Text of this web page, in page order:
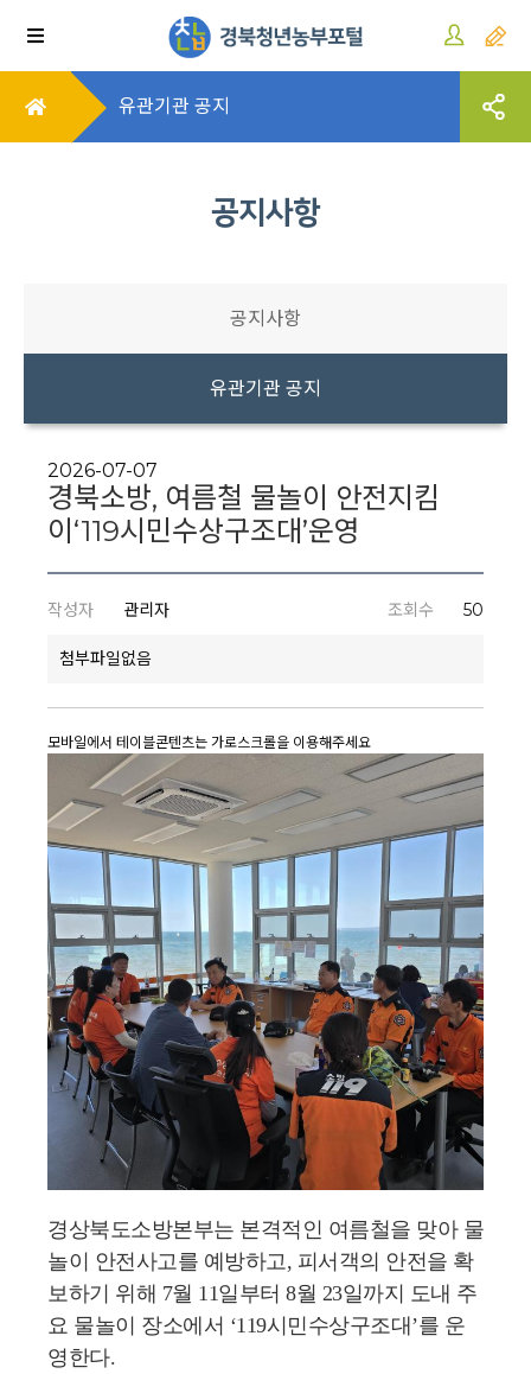
유관기관 공지
공지사항
공지사항
유관기관 공지
2026-07-07
경북소방, 여름철 물놀이 안전지킴
이‘119시민수상구조대’운영
작성자 관리자 조회수 50
첨부파일없음
경상북도소방본부는 본격적인 여름철을 맞아 물
놀이 안전사고를 예방하고, 피서객의 안전을 확
보하기 위해 7월 11일부터 8월 23일까지 도내 주
요 물놀이 장소에서 ‘119시민수상구조대’를 운
영한다.